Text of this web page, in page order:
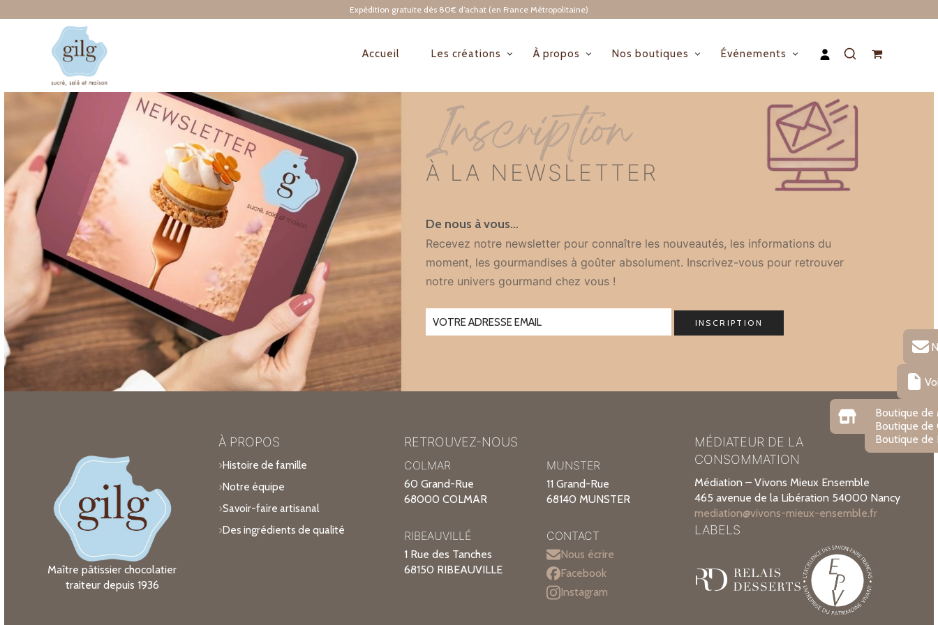
Expédition gratuite dès 80€ d’achat (en France Métropolitaine)
NAVIGATION
PRINCIPALE
Accueil Les créations À propos Nos boutiques Événements
Boutique de
Boutique de
Boutique de
Inscription
À LA NEWSLETTER
De nous à vous…
Recevez notre newsletter pour connaître les nouveautés, les informations du
moment, les gourmandises à goûter absolument. Inscrivez-vous pour retrouver
notre univers gourmand chez vous !
Maître pâtissier chocolatier
traiteur depuis 1936
À PROPOS
Histoire de famille
Notre équipe
Savoir-faire artisanal
Des ingrédients de qualité
RETROUVEZ-NOUS
COLMAR
60 Grand-Rue
68000 COLMAR
MUNSTER
11 Grand-Rue
68140 MUNSTER
RIBEAUVILLÉ
1 Rue des Tanches
68150 RIBEAUVILLE
CONTACT
Nous écrire
Facebook
Instagram
MÉDIATEUR DE LA
CONSOMMATION
Médiation – Vivons Mieux Ensemble
465 avenue de la Libération 54000 Nancy
mediation@vivons-mieux-ensemble.fr
LABELS